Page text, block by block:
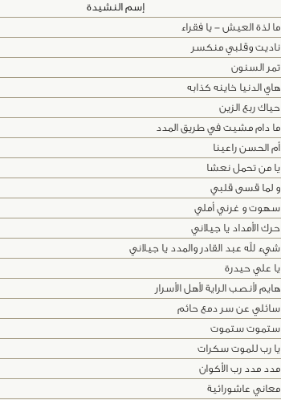
إسم النشيدة
ما لذة العيش - يا فقراء
ناديت وقلبي منكسر
تمر السنون
هاي الدنيا خاينه كذابه
حياك ربع الزين
ما دام مشيت في طريق المدد
أم الحسن راعينا
يا من تحمل نعشا
و لما قسى قلبي
سهوت و غرني أملي
حرك الأمداد يا جيلاني
شيء لله عبد القادر والمدد يا جيلاني
يا علي حيدرة
هايم لأنصب الراية لأهل الأسرار
سائلي عن سر دمع حائم
ستموت ستموت
يا رب للموت سكرات
مدد مدد رب الأكوان
معاني عاشورائية